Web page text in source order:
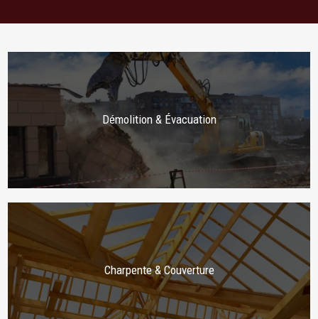
Démolition & Évacuation
Charpente & Couverture